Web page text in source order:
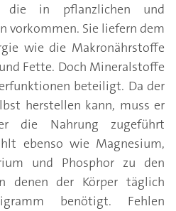
die in pflanzlichen und
vorkommen. Sie liefern dem
wie die Makronährstoffe
Fette. Doch Mineralstoffe
beteiligt. Da der
herstellen kann, muss er
die Nahrung zugeführt
ebenso wie Magnesium,
und Phosphor zu den
denen der Körper täglich
benötigt. Fehlen